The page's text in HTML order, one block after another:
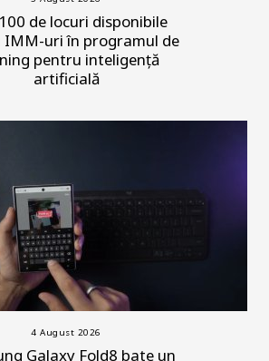
de locuri disponibile
IMM-uri în programul de
pentru inteligență
artificială
4 August 2026
Galaxy Fold8 bate un